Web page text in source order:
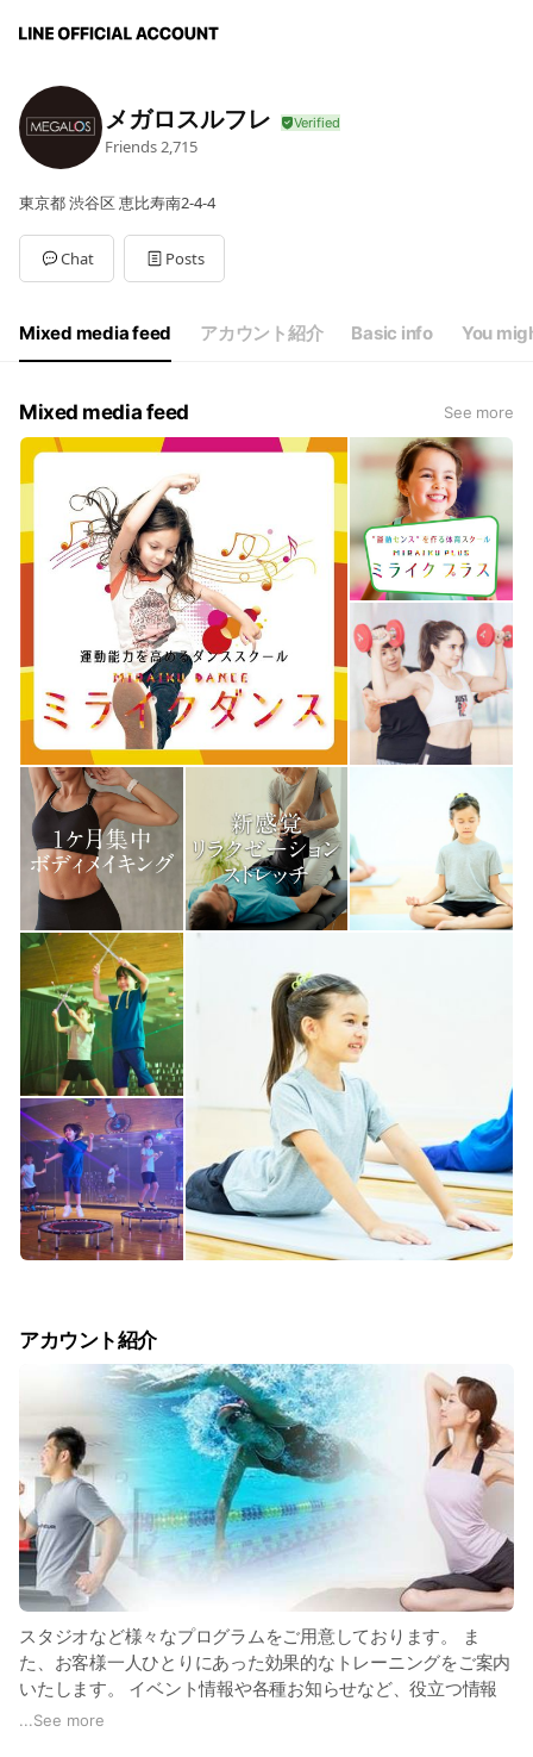
メガロスルフレ
Friends 2,715
東京都 渋谷区 恵比寿南2-4-4
Chat Posts
Mixed media feed アカウント紹介 Basic info You
Mixed media feed See more
アカウント紹介
スタジオなど様々なプログラムをご用意しております。 ま
た、お客様一人ひとりにあった効果的なトレーニングをご案内
いたします。 イベント情報や各種お知らせなど、役立つ情報
を定期的にお伝えしていきます。
...See more